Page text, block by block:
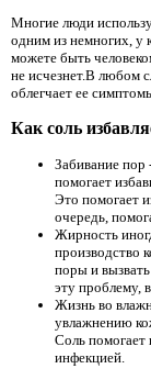
Многие люди
одним из немногих, у
можете быть
не исчезнет.В любом
облегчает ее
Как соль
Забивание пор
помогает
Это помогает
очередь,
Жирность
производство
поры и
эту проблему,
Жизнь во
увлажнению
Соль помогает
инфекцией.